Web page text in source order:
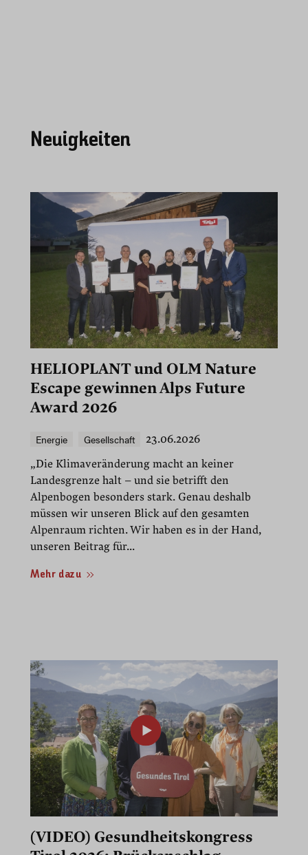
Neuigkeiten
HELIOPLANT und OLM Nature
Escape gewinnen Alps Future
Award 2026
Energie Gesellschaft
23.06.2026
„Die Klimaveränderung macht an keiner
Landesgrenze halt – und sie betrifft den
Alpenbogen besonders stark. Genau deshalb
müssen wir unseren Blick auf den gesamten
Alpenraum richten. Wir haben es in der Hand,
unseren Beitrag für...
Mehr dazu
(VIDEO) Gesundheitskongress